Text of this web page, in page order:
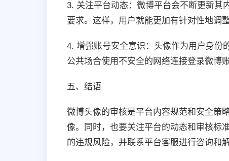
3. 关注平台动态：微博平台会不断更新其
要求。这样，用户就能更加有针对性地调
4. 增强账号安全意识：头像作为用户身份
公共场合使用不安全的网络连接登录微博
五、结语
微博头像的审核是平台内容规范和安全策
像。同时，也要关注平台的动态和审核标
的违规风险，并联系平台客服进行咨询和